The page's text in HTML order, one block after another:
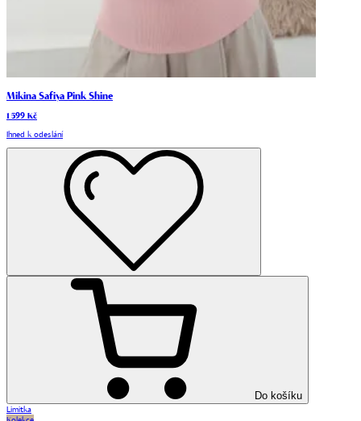
Mikina Safiya Pink Shine
1 599 Kč
Ihned k odeslání
Do košíku
Limitka